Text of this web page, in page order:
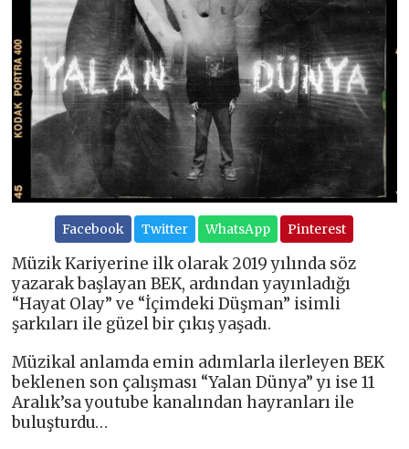
Facebook Twitter WhatsApp Pinterest
Müzik Kariyerine ilk olarak 2019 yılında söz
yazarak başlayan BEK, ardından yayınladığı
“Hayat Olay” ve “İçimdeki Düşman” isimli
şarkıları ile güzel bir çıkış yaşadı.
Müzikal anlamda emin adımlarla ilerleyen BEK
beklenen son çalışması “Yalan Dünya” yı ise 11
Aralık’sa youtube kanalından hayranları ile
buluşturdu…